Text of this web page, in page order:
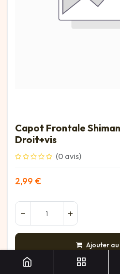
Capot Frontale
Droit+vis
(0 avis)
2,99 €
Ajouter